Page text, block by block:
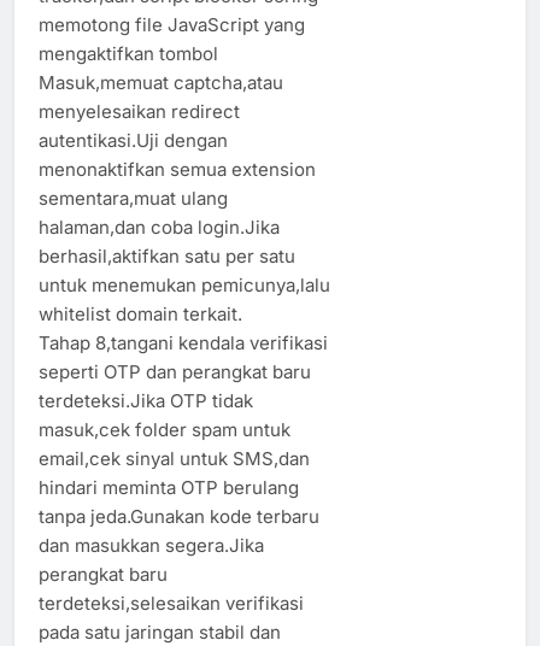
memotong file JavaScript yang
mengaktifkan tombol
Masuk,memuat captcha,atau
menyelesaikan redirect
autentikasi.Uji dengan
menonaktifkan semua extension
sementara,muat ulang
halaman,dan coba login.Jika
berhasil,aktifkan satu per satu
untuk menemukan pemicunya,lalu
whitelist domain terkait.
Tahap 8,tangani kendala verifikasi
seperti OTP dan perangkat baru
terdeteksi.Jika OTP tidak
masuk,cek folder spam untuk
email,cek sinyal untuk SMS,dan
hindari meminta OTP berulang
tanpa jeda.Gunakan kode terbaru
dan masukkan segera.Jika
perangkat baru
terdeteksi,selesaikan verifikasi
pada satu jaringan stabil dan